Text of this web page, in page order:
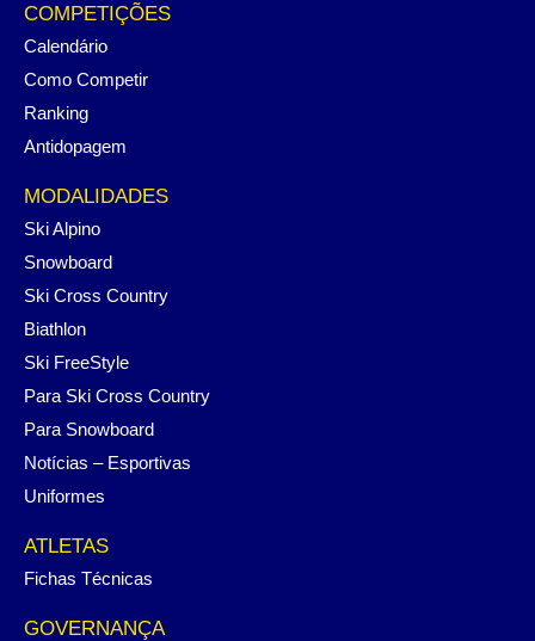
COMPETIÇÕES
Calendário
Como Competir
Ranking
Antidopagem
MODALIDADES
Ski Alpino
Snowboard
Ski Cross Country
Biathlon
Ski FreeStyle
Para Ski Cross Country
Para Snowboard
Notícias – Esportivas
Uniformes
ATLETAS
Fichas Técnicas
GOVERNANÇA